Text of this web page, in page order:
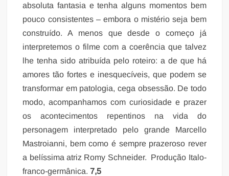
absoluta fantasia e tenha alguns momentos bem
pouco consistentes – embora o mistério seja bem
construído. A menos que desde o começo já
interpretemos o filme com a coerência que talvez
lhe tenha sido atribuída pelo roteiro: a de que há
amores tão fortes e inesquecíveis, que podem se
transformar em patologia, cega obsessão. De todo
modo, acompanhamos com curiosidade e prazer
os acontecimentos repentinos na vida do
personagem interpretado pelo grande Marcello
Mastroianni, bem como é sempre prazeroso rever
a belíssima atriz Romy Schneider. Produção Italo-
franco-germânica.7,5